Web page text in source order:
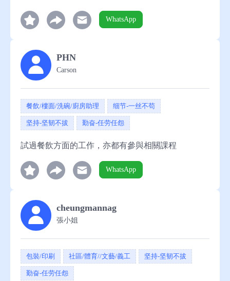
WhatsApp
PHN
Carson
餐飲/樓面/洗碗/廚房助理 细节-一丝不苟
坚持-坚韧不拔 勤奋-任劳任怨
試過餐飲方面的工作，亦都有參與相關課程
WhatsApp
cheungmannag
張小姐
包裝/印刷 社區/體育//文藝/義工 坚持-坚韧不拔
勤奋-任劳任怨